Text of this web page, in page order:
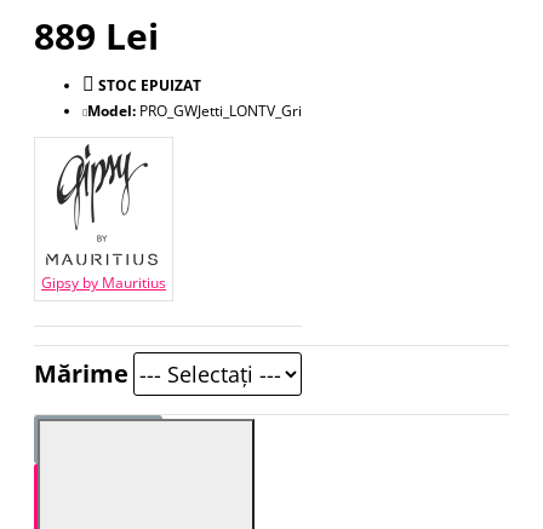
889 Lei
STOC EPUIZAT
Model: PRO_GWJetti_LONTV_Gri
Gipsy by Mauritius
Mărime